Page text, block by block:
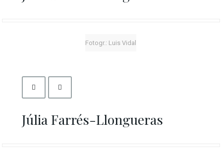
Fotogr.: Luis Vidal
Júlia Farrés-Llongueras